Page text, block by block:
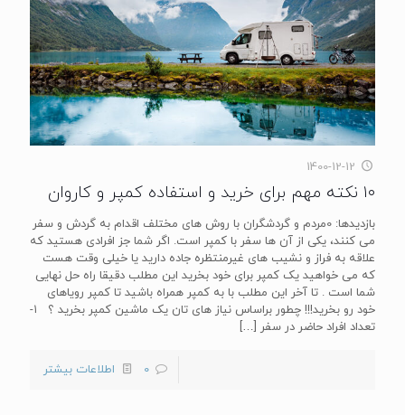
1400-12-12
۱۰ نکته مهم برای خرید و استفاده کمپر و کاروان
بازدیدها: 0مردم و گردشگران با روش های مختلف اقدام به گردش و سفر
می کنند، یکی از آن ها سفر با کمپر است. اگر شما جز افرادی هستید که
علاقه به فراز و نشیب های غیرمنتظره جاده دارید یا خیلی وقت هست
که می خواهید یک کمپر برای خود بخرید این مطلب دقیقا راه حل نهایی
شما است . تا آخر این مطلب با به کمپر همراه باشید تا کمپر رویاهای
خود رو بخرید!!! چطور براساس نیاز های تان یک ماشین کمپر بخرید ؟ ۱-
تعداد افراد حاضر در سفر […]
0 اطلاعات بیشتر